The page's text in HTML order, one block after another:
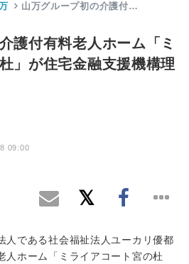
山万グループ初の介護付…
護付有料老人ホーム「ミ
」が住宅金融支援機構理
09:00
人である社会福祉法人ユーカリ優都
人ホーム「ミライアコート宮の杜